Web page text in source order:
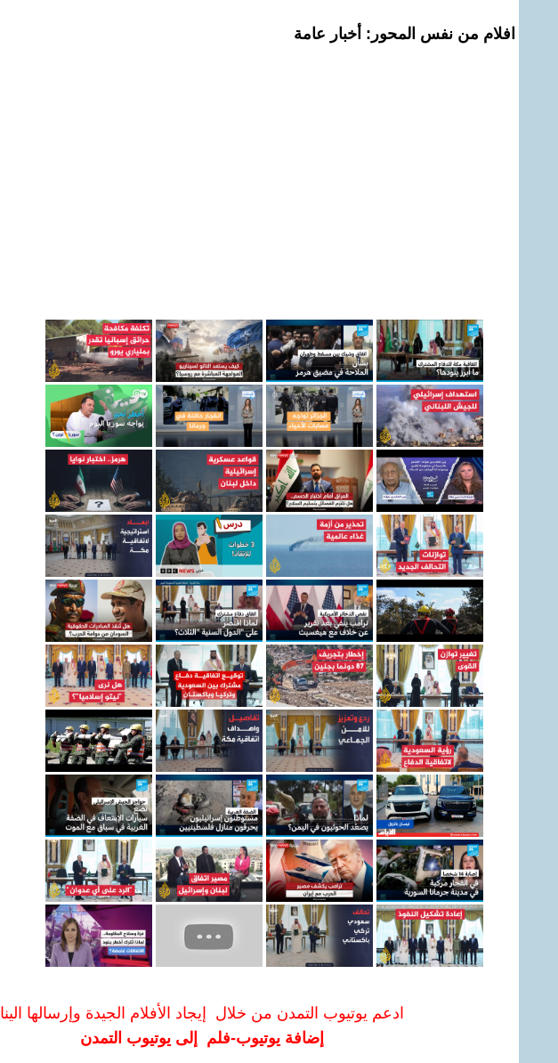
افلام من نفس المحور: أخبار عامة
ادعم يوتيوب التمدن من خلال إيجاد الأفلام الجيدة وإرسالها الينا
إضافة يوتيوب-فلم إلى يوتيوب التمدن